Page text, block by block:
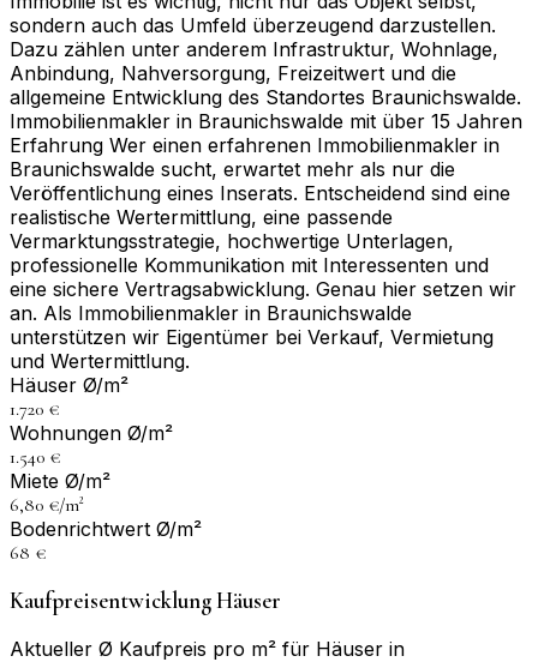
sondern auch das Umfeld überzeugend darzustellen.
Dazu zählen unter anderem Infrastruktur, Wohnlage,
Anbindung, Nahversorgung, Freizeitwert und die
allgemeine Entwicklung des Standortes Braunichswalde.
Immobilienmakler in Braunichswalde mit über 15 Jahren
Erfahrung Wer einen erfahrenen Immobilienmakler in
Braunichswalde sucht, erwartet mehr als nur die
Veröffentlichung eines Inserats. Entscheidend sind eine
realistische Wertermittlung, eine passende
Vermarktungsstrategie, hochwertige Unterlagen,
professionelle Kommunikation mit Interessenten und
eine sichere Vertragsabwicklung. Genau hier setzen wir
an. Als Immobilienmakler in Braunichswalde
unterstützen wir Eigentümer bei Verkauf, Vermietung
und Wertermittlung.
Häuser Ø/m²
1.720 €
Wohnungen Ø/m²
1.540 €
Miete Ø/m²
6,80 €/m²
Bodenrichtwert Ø/m²
68 €
Kaufpreisentwicklung Häuser
Aktueller Ø Kaufpreis pro m² für Häuser in